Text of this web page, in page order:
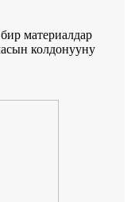
материалдар
колдонууну